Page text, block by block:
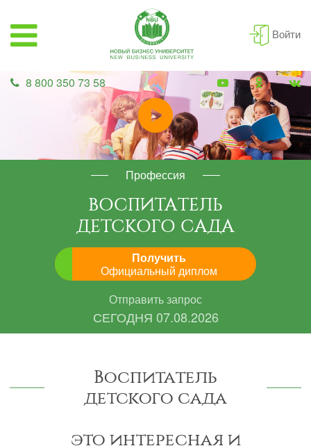
Войти
8 800 350 73 58
Профессия
ВОСПИТАТЕЛЬ
ДЕТСКОГО САДА
Получить
Официальный диплом
Отправить запрос
СЕГОДНЯ 07.08.2026
Воспитатель
детского сада
это интересная и